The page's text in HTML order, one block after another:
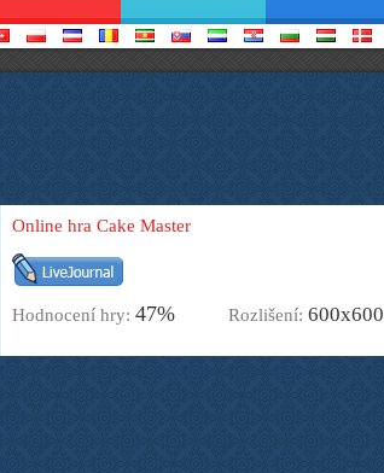
Online hra Cake Master
Hodnocení hry: 47% Rozlišení: 600х600